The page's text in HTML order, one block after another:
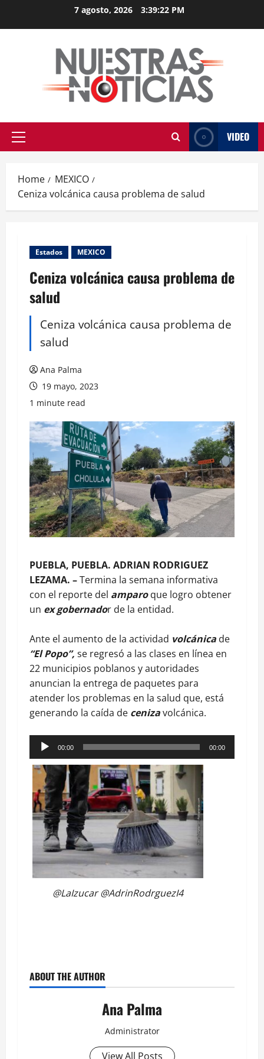
7 agosto, 2026 3:39:23 PM
Primary
VIDEO
Home
MEXICO
Ceniza volcánica causa problema de salud
Estados MEXICO
Ceniza volcánica causa problema de
salud
Ceniza volcánica causa problema de
salud
Ana Palma
19 mayo, 2023
1 minute read
PUEBLA, PUEBLA. ADRIAN RODRIGUEZ
LEZAMA. –Termina la semana informativa
con el reporte del amparoque logro obtener
un ex gobernador de la entidad.
Ante el aumento de la actividad volcánica de
“El Popo”, se regresó a las clases en línea en
22 municipios poblanos y autoridades
anuncian la entrega de paquetes para
atender los problemas en la salud que, está
generando la caída de cenizavolcánica.
Reproductor
de
audio
00:00 00:00
@LaIzucar @AdrinRodrguezI4
ABOUT THE AUTHOR
Ana Palma
Administrator
View All Posts